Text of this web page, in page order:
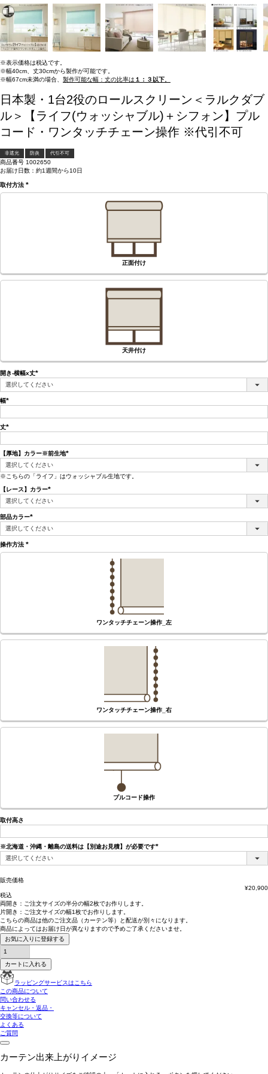
※表示価格は税込です。
※幅40cm、丈30cmから製作が可能です。
※幅67cm未満の場合、 製作可能な幅：丈の比率は １：３以下
日本製・1台2役のロールスクリーン＜ラルクダブ
ル＞【ライフ(ウォッシャブル)＋シフォン】プル
コード・ワンタッチチェーン操作 ※代引不可
非遮光 防炎 代引不可
商品番号 1002650
お届け日数：約1週間から10日
取付方法
(必
正面付け
天井付け
開き-横幅x丈
(必
須)
幅
須)
丈
須)
【厚地】カラー※前生地
※こちらの「ライフ」はウォッシャブル生地です。
【レース】カラー
(必
部品カラー
(必
須)
操作方法
(必
ワンタッチチェーン操作_左
ワンタッチチェーン操作_右
プルコード操作
取付高さ
※北海道・沖縄・離島の送料は【別途お見積】が必要です
販売価格
¥20,900
税込
両開き： ご注文サイズの半分の幅2枚でお作りします。
片開き： ご注文サイズの幅1枚でお作りします。
こちらの商品は他のご注文品（カーテン等）と配送が別々 になります。
商品によってはお届け日が異なりますので予めご了承くださいませ。
お気に入りに登録する
カートに入れる
ラッピングサービスはこちら
この商品について
問い合わせる
キャンセル・返品・
交換等について
よくある
ご質問
カーテン出来上がりイメージ